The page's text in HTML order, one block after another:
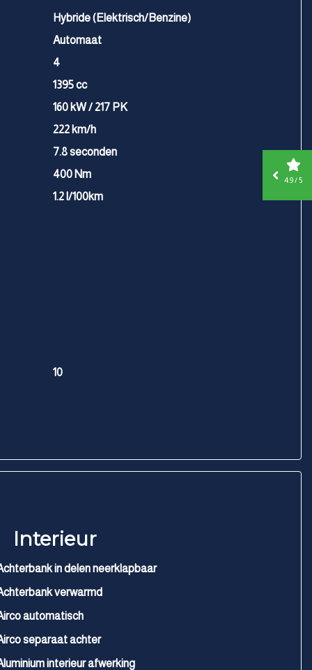
Hybride (Elektrisch/Benzine)
Automaat
4
1395 cc
160 kW / 217 PK
222 km/h
7.8 seconden
400 Nm
1.2 l/100km
10
Interieur
in delen neerklapbaar
verwarmd
automatisch
separaat achter
interieur afwerking
4.9 / 5